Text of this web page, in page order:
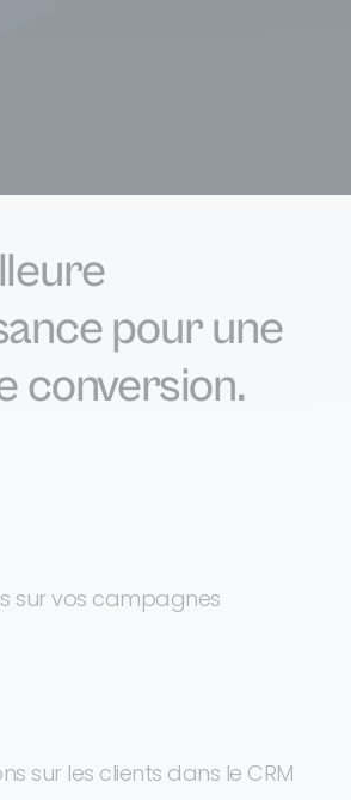
pour une
conversion.
sur vos campagnes
sur les clients dans le CRM